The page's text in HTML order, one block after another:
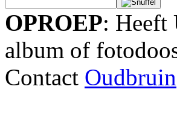
OPROEP: Heeft
album of
Contact Oudbruin